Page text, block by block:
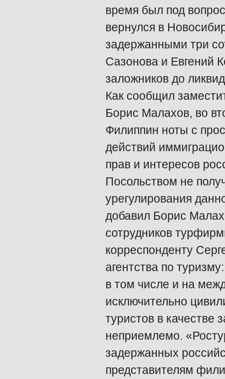
время был под
вернулся в
задержанными три
Сазонова и Евгений
заложников до
Как сообщил
Борис Малахов, во
Филиппин ноты с
действий
прав и интересов
Посольством не
урегулирования
добавил Борис
сотрудников
корреспонденту
агентства по
в том числе и на
исключительно
туристов в качестве
неприемлемо.
задержанных
представителям